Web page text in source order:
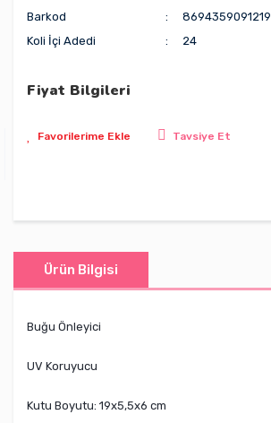
Barkod
8694359091219
Koli İçi Adedi
24
Fiyat Bilgileri
Tavsiye Et
Ürün Bilgisi
Buğu Önleyici
UV Koruyucu
Kutu Boyutu: 19x5,5x6 cm